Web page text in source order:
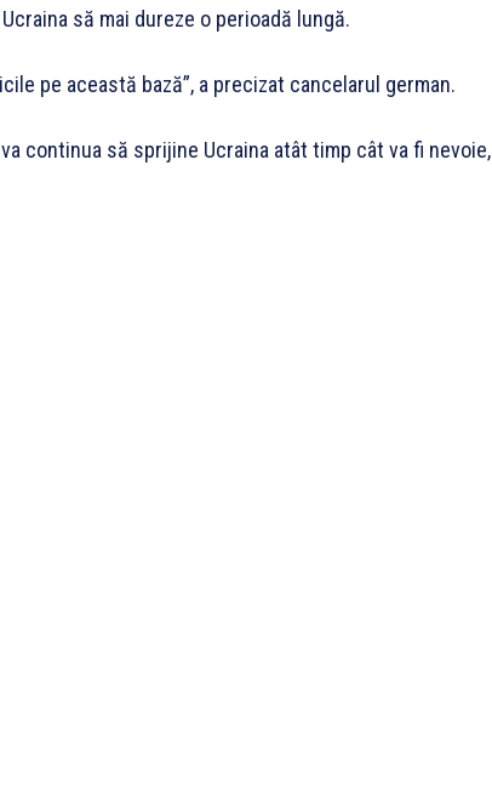
să mai dureze o perioadă lungă.
pe această bază”, a precizat cancelarul german.
continua să sprijine Ucraina atât timp cât va fi nevoie,